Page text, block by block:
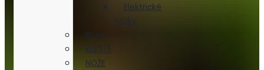
Elektrické
nůžky
PILKY
KLEŠTĚ
NOŽE